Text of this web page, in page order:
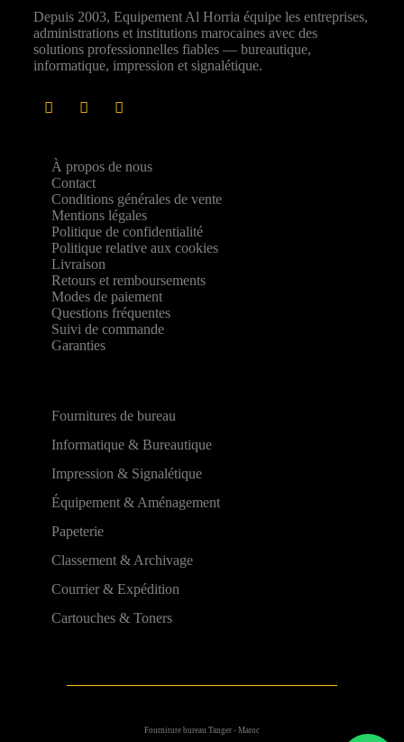
Depuis 2003, Equipement Al Horria équipe les entreprises,
administrations et institutions marocaines avec des
solutions professionnelles fiables — bureautique,
informatique, impression et signalétique.
À propos de nous
Contact
Conditions générales de vente
Mentions légales
Politique de confidentialité
Politique relative aux cookies
Livraison
Retours et remboursements
Modes de paiement
Questions fréquentes
Suivi de commande
Garanties
Fournitures de bureau
Informatique & Bureautique
Impression & Signalétique
Équipement & Aménagement
Papeterie
Classement & Archivage
Courrier & Expédition
Cartouches & Toners
Fourniture bureau Tanger - Maroc